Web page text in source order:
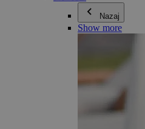
Nazaj
Show more